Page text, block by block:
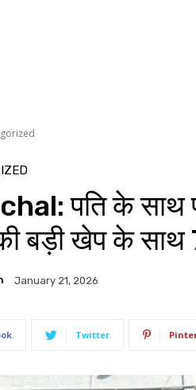
पति के साथ
बड़ी खेप के साथ
January 21, 2026
Twitter